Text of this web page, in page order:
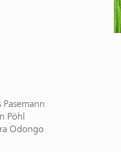
Pasemann
Pöhl
Odongo